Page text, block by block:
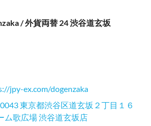
/ 外貨両替 24 渋谷道玄坂
jpy-ex.com/dogenzaka
東京都渋谷区道玄坂２丁目１６
ム歌広場 渋谷道玄坂店